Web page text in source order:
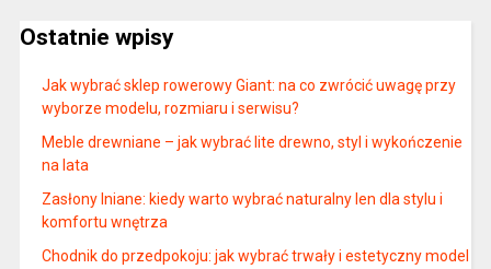
Ostatnie wpisy
Jak wybrać sklep rowerowy Giant: na co zwrócić uwagę przy
wyborze modelu, rozmiaru i serwisu?
Meble drewniane – jak wybrać lite drewno, styl i wykończenie
na lata
Zasłony lniane: kiedy warto wybrać naturalny len dla stylu i
komfortu wnętrza
Chodnik do przedpokoju: jak wybrać trwały i estetyczny model